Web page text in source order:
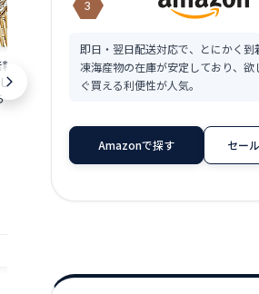
干したら 干し鱈
たらすきみたら
ら 干 たら干し
格 プゴク 寒干し
特価 販売 お土
5枚 300g さけ 5切入り少量パ
やすい、骨取り済みの切り身
3
即日・翌日配送対応で、とにかく到
凍海産物の在庫が安定しており、欲
ぐ買える利便性が人気。
Amazonで探す セー